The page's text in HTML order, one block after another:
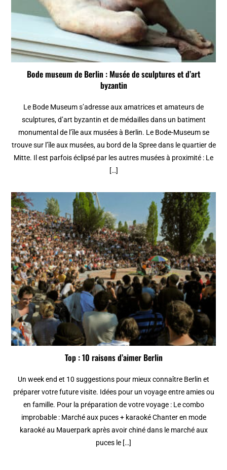
Bode museum de Berlin : Musée de sculptures et d’art
byzantin
Le Bode Museum s’adresse aux amatrices et amateurs de
sculptures, d’art byzantin et de médailles dans un batiment
monumental de l’île aux musées à Berlin. Le Bode-Museum se
trouve sur l’île aux musées, au bord de la Spree dans le quartier de
Mitte. Il est parfois éclipsé par les autres musées à proximité : Le
[…]
Top : 10 raisons d’aimer Berlin
Un week end et 10 suggestions pour mieux connaître Berlin et
préparer votre future visite. Idées pour un voyage entre amies ou
en famille. Pour la préparation de votre voyage : Le combo
improbable : Marché aux puces + karaoké Chanter en mode
karaoké au Mauerpark après avoir chiné dans le marché aux
puces le […]